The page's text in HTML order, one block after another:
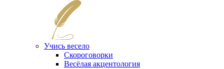
Учись весело
Скороговорки
Весёлая акцентология